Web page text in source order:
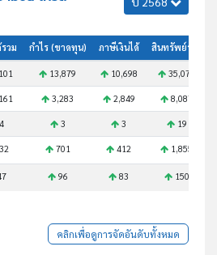
วม กำไร (ขาดทุน) ภาษีเงินได้ สินทรัพย์รวม
13,879 10,698 35,073
3,283 2,849 8,087
4 3 3 19
701 412 1,855
96 83 150
คลิกเพื่อดูการจัดอันดับทั้งหมด